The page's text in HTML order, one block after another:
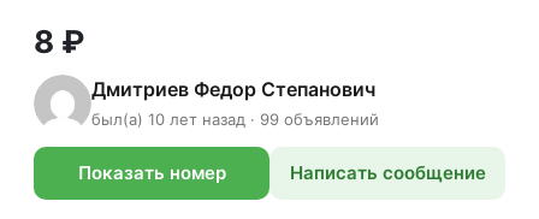
8 ₽
Дмитриев Федор Степанович
был(а) 10 лет назад · 99 объявлений
Показать номер Написать сообщение